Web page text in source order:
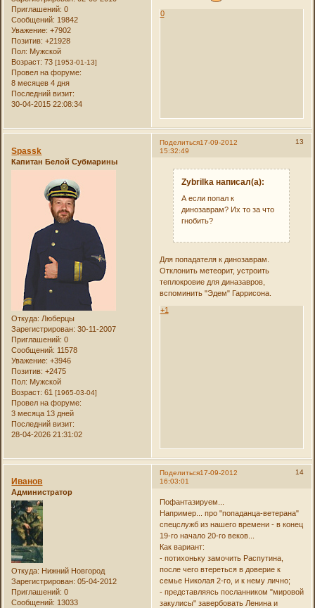
Приглашений: 0
Сообщений: 19842
Уважение: +7902
Позитив: +21928
Пол: Мужской
Возраст: 73[1953-01-13]
Провел на форуме:
8 месяцев 4 дня
Последний визит:
30-04-2015 22:08:34
0
Поделиться 13
17-09-2012
15:32:49
Spassk
Капитан Белой Субмарины
Откуда: Люберцы
Зарегистрирован: 30-11-2007
Приглашений: 0
Сообщений: 11578
Уважение: +3946
Позитив: +2475
Пол: Мужской
Возраст: 61[1965-03-04]
Провел на форуме:
3 месяца 13 дней
Последний визит:
28-04-2026 21:31:02
Zybrilka написал(а):
А если попал к
динозаврам? Их то за что
гнобить?
Для попадателя к динозаврам.
Отклонить метеорит, устроить
теплокровие для диназавров,
вспоминить "Эдем" Гаррисона.
+1
Поделиться 14
17-09-2012
16:03:01
Иванов
Администратор
Откуда: Нижний Новгород
Зарегистрирован: 05-04-2012
Приглашений: 0
Сообщений: 13033
Пофантазируем...
Например... про "попаданца-ветерана"
спецслужб из нашего времени - в конец
19-го начало 20-го веков...
Как вариант:
- потихоньку замочить Распутина,
после чего втереться в доверие к
семье Николая 2-го, и к нему лично;
- представляясь посланником "мировой
закулисы" завербовать Ленина и